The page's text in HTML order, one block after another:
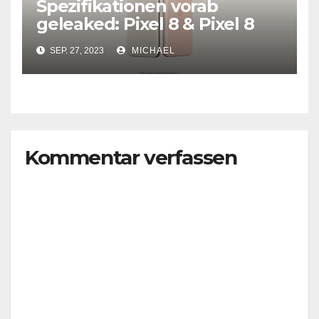
Spezifikationen vorab
geleaked: Pixel 8 & Pixel 8
Pro
SEP. 27, 2023 MICHAEL
Kommentar verfassen